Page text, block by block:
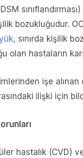
bozukluğudur.
, sınırda kişilik
olan hastaların
işe
ilişki için
hastalık (CVD)